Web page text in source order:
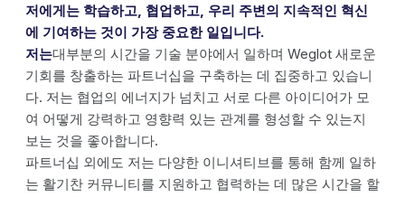
저에게는 학습하고, 협업하고, 우리 주변의 지속적인 혁신
에 기여하는 것이 가장 중요한 일입니다.
저는대부분의 시간을 기술 분야에서 일하며 Weglot 새로운
기회를 창출하는 파트너십을 구축하는 데 집중하고 있습니
다. 저는 협업의 에너지가 넘치고 서로 다른 아이디어가 모
여 어떻게 강력하고 영향력 있는 관계를 형성할 수 있는지
보는 것을 좋아합니다.
파트너십 외에도 저는 다양한 이니셔티브를 통해 함께 일하
는 활기찬 커뮤니티를 지원하고 협력하는 데 많은 시간을 할